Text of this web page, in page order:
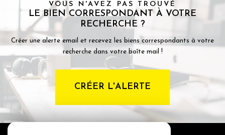
VOUS N'AVEZ PAS TROUVÉ
LE BIEN CORRESPONDANT À VOTRE
RECHERCHE ?
Créer une alerte email et recevez les biens correspondants à votre
recherche dans votre boîte mail !
CRÉER L'ALERTE